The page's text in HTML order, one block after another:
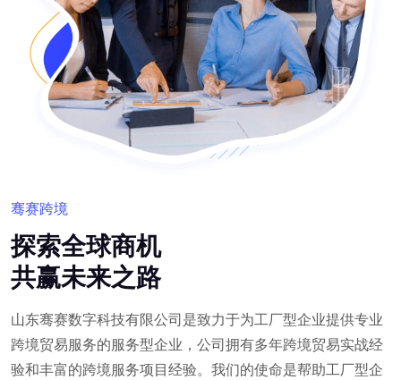
骞赛跨境
探索全球商机
共赢未来之路
山东骞赛数字科技有限公司是致力于为工厂型企业提供专业
跨境贸易服务的服务型企业，公司拥有多年跨境贸易实战经
验和丰富的跨境服务项目经验。我们的使命是帮助工厂型企